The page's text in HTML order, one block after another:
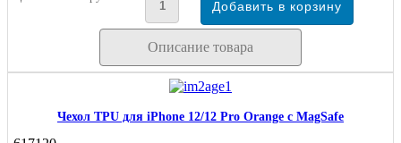
Описание товара
Чехол TPU для iPhone 12/12 Pro Orange с MagSafe